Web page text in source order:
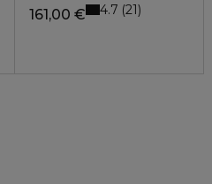
161,00 € 4.7 21